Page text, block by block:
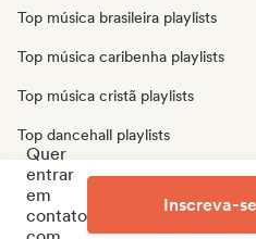
Top música brasileira playlists
Top música caribenha playlists
Top música cristã playlists
Top dancehall playlists
Top música latina playlists
Top música oriental playlists
Quer
entrar
em
contato
Inscreva-